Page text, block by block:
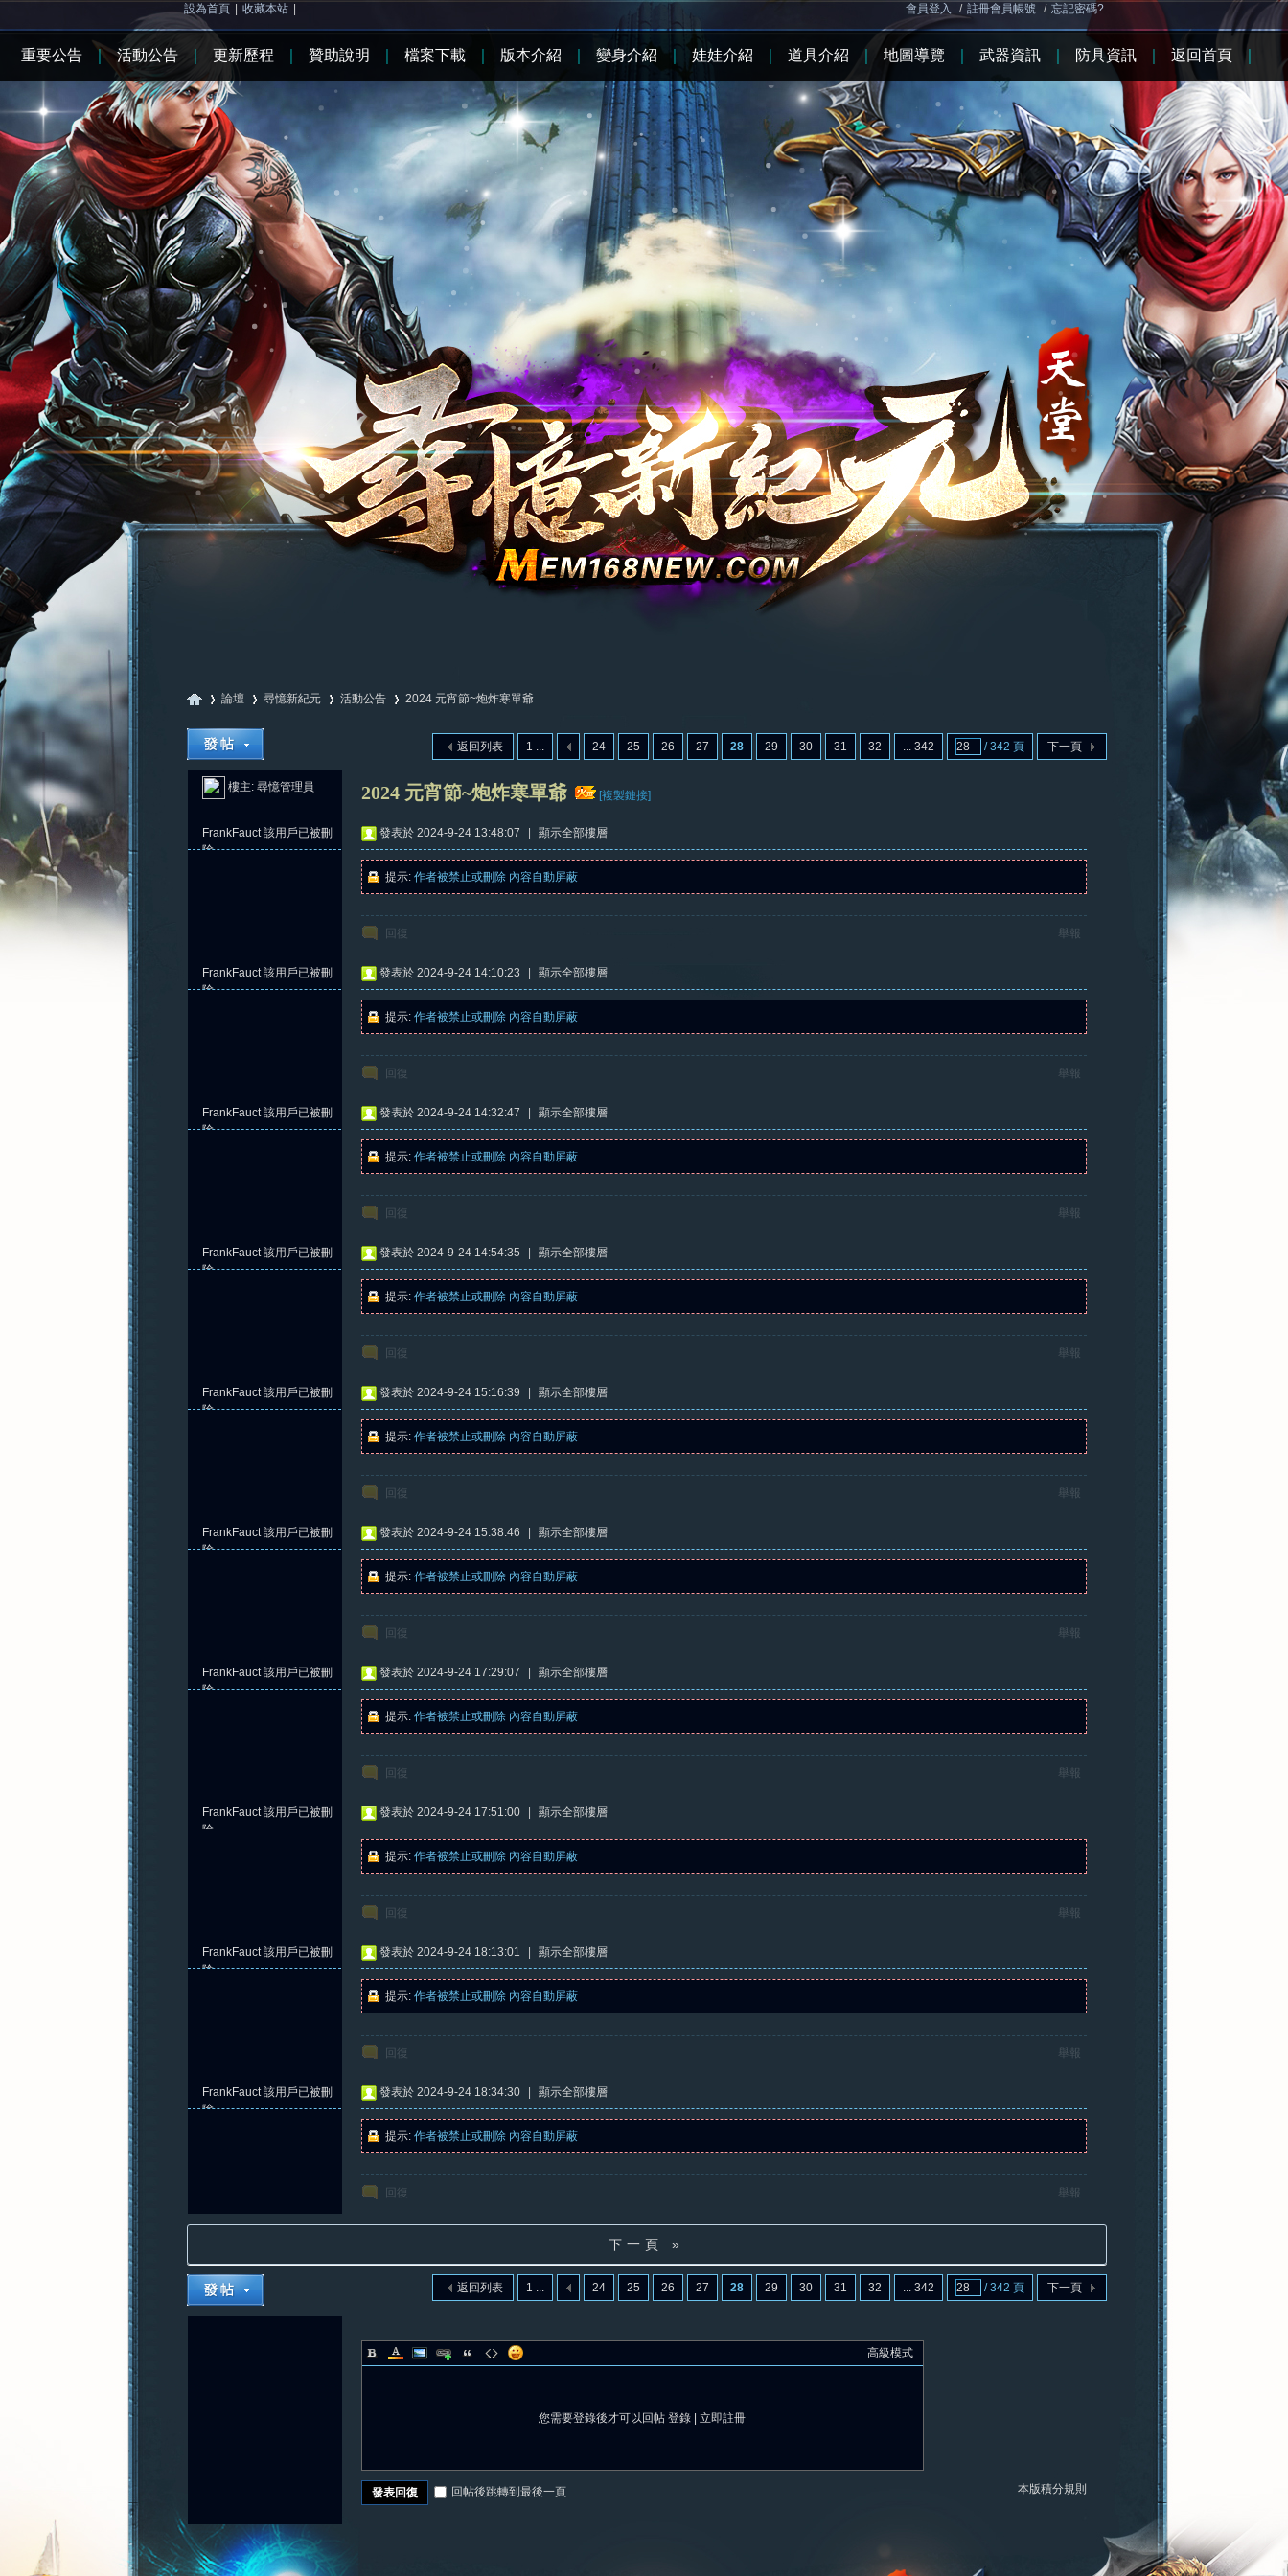
設為首頁 收藏本站 會員登入 / 註冊會員帳號 / 忘記密碼?
元
»
論壇
›
尋憶新紀元 活動公告 2024 元宵節~炮炸寒單爺
1 ... 24 25 26 27 28 29 30 31 32 ... 342 / 342 頁 下一頁
返回列表
樓主: 尋憶管理員 2024 元宵節~炮炸寒單爺 [複製鏈接]
FrankFauct該用戶已被刪
除
發表於 2024-9-24 13:48:07 顯示全部樓層
提示: 作者被禁止或刪除 內容自動屏蔽
回復 舉報
FrankFauct該用戶已被刪
除
發表於 2024-9-24 14:10:23 顯示全部樓層
提示: 作者被禁止或刪除 內容自動屏蔽
回復 舉報
FrankFauct該用戶已被刪
除
發表於 2024-9-24 14:32:47 顯示全部樓層
提示: 作者被禁止或刪除 內容自動屏蔽
回復 舉報
FrankFauct該用戶已被刪
除
發表於 2024-9-24 14:54:35 顯示全部樓層
提示: 作者被禁止或刪除 內容自動屏蔽
回復 舉報
FrankFauct該用戶已被刪
除
發表於 2024-9-24 15:16:39 顯示全部樓層
提示: 作者被禁止或刪除 內容自動屏蔽
回復 舉報
FrankFauct該用戶已被刪
除
發表於 2024-9-24 15:38:46 顯示全部樓層
提示: 作者被禁止或刪除 內容自動屏蔽
回復 舉報
FrankFauct該用戶已被刪
除
發表於 2024-9-24 17:29:07 顯示全部樓層
提示: 作者被禁止或刪除 內容自動屏蔽
回復 舉報
FrankFauct該用戶已被刪
除
發表於 2024-9-24 17:51:00 顯示全部樓層
提示: 作者被禁止或刪除 內容自動屏蔽
回復 舉報
FrankFauct該用戶已被刪
除
發表於 2024-9-24 18:13:01 顯示全部樓層
提示: 作者被禁止或刪除 內容自動屏蔽
回復 舉報
FrankFauct該用戶已被刪
除
發表於 2024-9-24 18:34:30 顯示全部樓層
提示: 作者被禁止或刪除 內容自動屏蔽
回復 舉報
下一頁 »
1 ... 24 25 26 27 28 29 30 31 32 ... 342 / 342 頁 下一頁
返回列表
高級模式
您需要登錄後才可以回帖 登錄 立即註冊
本版積分規則
發表回復 回帖後跳轉到最後一頁